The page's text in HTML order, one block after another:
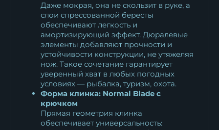
Даже мокрая, она не скользит в руке, а
слои спрессованной бересты
обеспечивают легкость и
амортизирующий эффект. Дюралевые
элементы добавляют прочности и
устойчивости конструкции, не утяжеляя
нож. Такое сочетание гарантирует
уверенный хват в любых погодных
условиях — рыбалка, туризм, охота.
Форма клинка: Normal Blade с
крючком
Прямая геометрия клинка
обеспечивает универсальность: